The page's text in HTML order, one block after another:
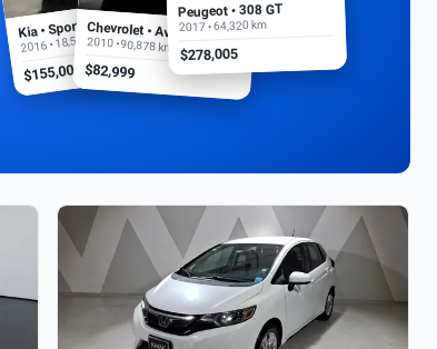
Kia • Sportage EX
2016 • 18,500 km
$155,000
Chevrolet • Aveo
2010 • 90,878 km
$82,999
Peugeot • 308 GT
2017 • 64,320 km
$278,005